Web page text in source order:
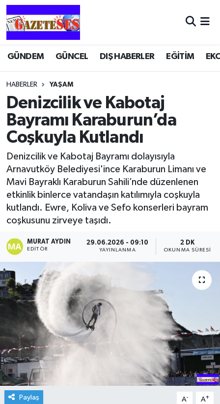
GÜNDEM GÜNCEL DIŞ HABERLER EĞİTİM
HABERLER YAŞAM
Denizcilik ve Kabotaj
Bayramı Karaburun’da
Coşkuyla Kutlandı
Denizcilik ve Kabotaj Bayramı dolayısıyla
Arnavutköy Belediyesi'ince Karaburun Limanı ve
Mavi Bayraklı Karaburun Sahili’nde düzenlenen
etkinlik binlerce vatandaşın katılımıyla coşkuyla
kutlandı. Ewre, Koliva ve Sefo konserleri bayram
coşkusunu zirveye taşıdı.
MURAT AYDIN
EDITÖR
29.06.2026 - 09:10
YAYINLANMA
2 DK
OKUNMA SÜRESI
Paylaş A- A+